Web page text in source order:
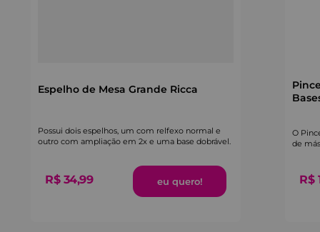
Espelho de Mesa Grande Ricca
Possui dois espelhos, um com relfexo normal e
outro com ampliação em 2x e uma base dobrável.
R$ 34,99
O
de
R$